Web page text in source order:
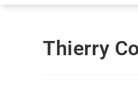
Thierry